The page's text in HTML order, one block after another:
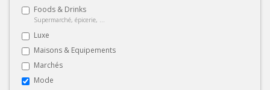
Foods & Drinks
Supermarché, épicerie, ...
Luxe
Maisons & Equipements
Marchés
Mode